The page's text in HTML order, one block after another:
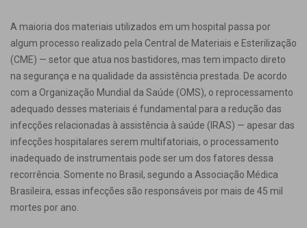
A maioria dos materiais utilizados em um hospital passa por
algum processo realizado pela Central de Materiais e Esterilização
(CME) — setor que atua nos bastidores, mas tem impacto direto
na segurança e na qualidade da assistência prestada. De acordo
com a Organização Mundial da Saúde (OMS), o reprocessamento
adequado desses materiais é fundamental para a redução das
infecções relacionadas à assistência à saúde (IRAS) — apesar das
infecções hospitalares serem multifatoriais, o processamento
inadequado de instrumentais pode ser um dos fatores dessa
recorrência. Somente no Brasil, segundo a Associação Médica
Brasileira, essas infecções são responsáveis por mais de 45 mil
mortes por ano.